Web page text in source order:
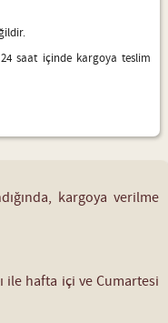
saat içinde kargoya teslim
kargoya verilme
ile hafta içi ve Cumartesi